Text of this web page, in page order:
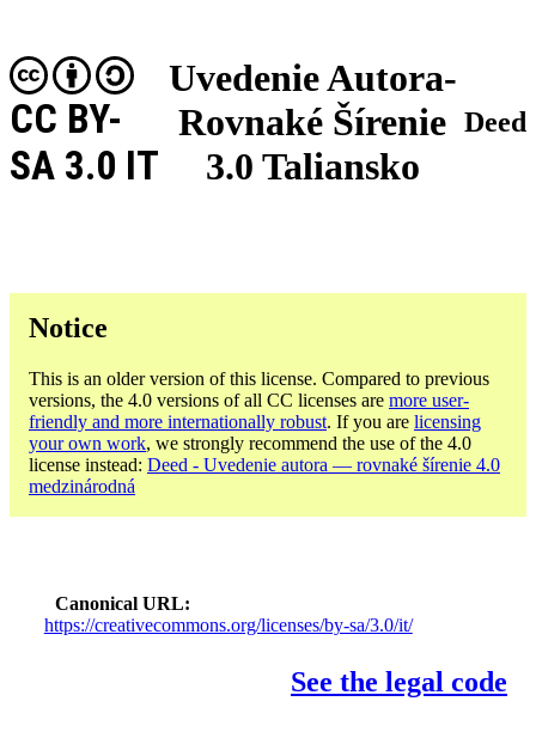
Uvedenie Autora-
Rovnaké Šírenie
3.0 Taliansko
CC BY-
SA 3.0 IT
Deed
Notice
This is an older version of this license. Compared to previous
versions, the 4.0 versions of all CC licenses are more user-
friendly and more internationally robust. If you are licensing
your own work, we strongly recommend the use of the 4.0
license instead: Deed - Uvedenie autora — rovnaké šírenie 4.0
medzinárodná
Canonical URL
https://creativecommons.org/licenses/by-sa/3.0/it/
See the legal code